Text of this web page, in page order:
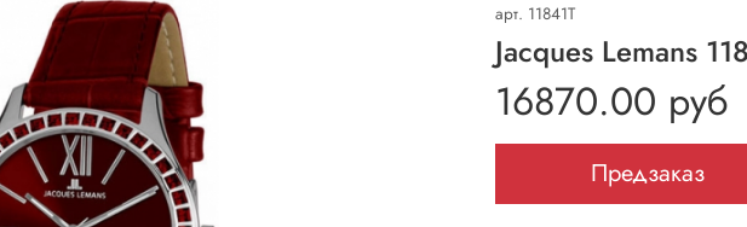
арт. 11841T
Jacques Lemans
16870.00 руб
Предзаказ